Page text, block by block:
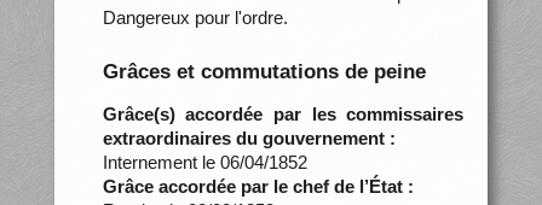
Dangereux pour l'ordre.
Grâces et commutations de peine
Grâce(s) accordée par les commissaires
extraordinaires du gouvernement :
Internement le 06/04/1852
Grâce accordée par le chef de l’État :